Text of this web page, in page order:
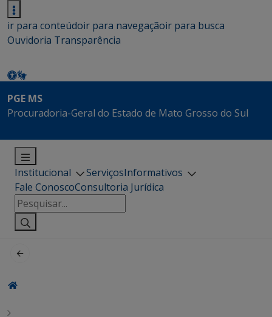
ir para conteúdoir para navegaçãoir para busca
Ouvidoria Transparência
PGE MS
Procuradoria-Geral do Estado de Mato Grosso do Sul
Institucional ServiçosInformativos
Fale ConoscoConsultoria Jurídica
Pesquisar
por: